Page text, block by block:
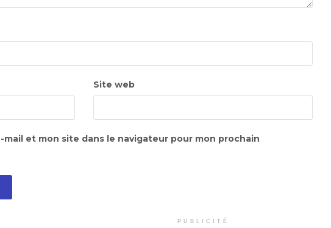
Site web
mail et mon site dans le navigateur pour mon prochain
PUBLICITÉ